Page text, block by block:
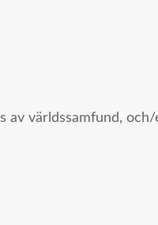
världssamfund, och/